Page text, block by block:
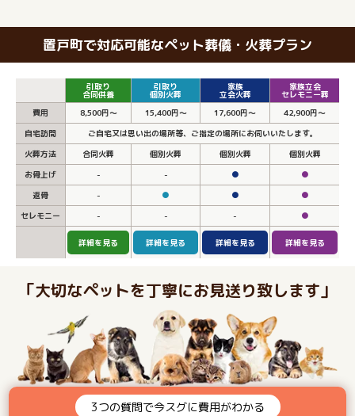
置戸町で対応可能なペット葬儀・火葬プラン
引取り
合同供養
引取り
個別火葬
家族
立会火葬
家族立会
セレモニー葬
費用
8,500円～ 15,400円～ 17,600円～
42,900円～
自宅訪問
ご自宅又は思い出の場所等、ご指定の場所にお伺いいたします。
火葬方法
合同火葬 個別火葬 個別火葬
個別火葬
お骨上げ
- - ●
●
返骨
- ● ●
●
セレモニー
- - - ●
詳細を見る 詳細を見る 詳細を見る 詳細を見る
「大切なペットを丁寧にお見送り致します」
3つの質問で今スグに費用がわかる